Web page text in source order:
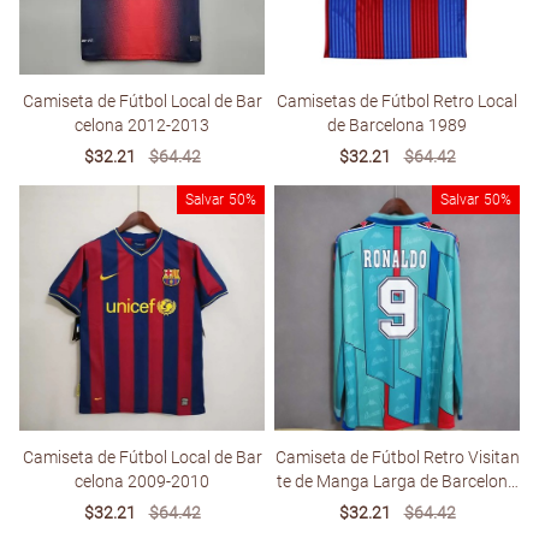
Camiseta de Fútbol Local de Bar
celona 2012-2013
Sale
$32.21
Regular
$64.42
Camisetas de Fútbol Retro Local
de Barcelona 1989
Sale
$32.21
Regular
$64.42
Salvar 50%
Camiseta de Fútbol Local de Bar
celona 2009-2010
Sale
$32.21
Regular
$64.42
Salvar 50%
Camiseta de Fútbol Retro Visitan
te de Manga Larga de Barcelona
1996-1997
Sale
$32.21
Regular
$64.42